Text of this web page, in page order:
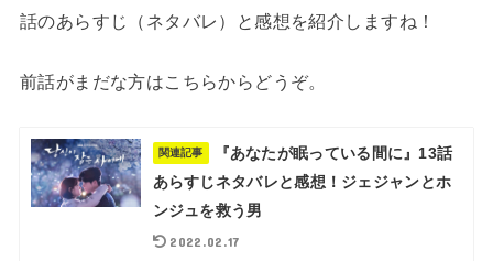
話のあらすじ（ネタバレ）と感想を紹介しますね！
前話がまだな方はこちらからどうぞ。
関連記事
『あなたが眠っている間に』13話
あらすじネタバレと感想！ジェジャンとホ
ンジュを救う男
2022.02.17